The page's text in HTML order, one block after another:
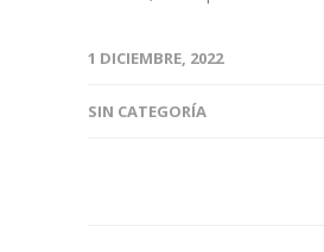
1 DICIEMBRE, 2022
SIN CATEGORÍA